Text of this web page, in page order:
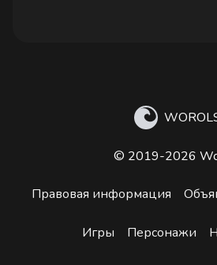
© 2019-2026
Правовая информация
Игры Персонажи